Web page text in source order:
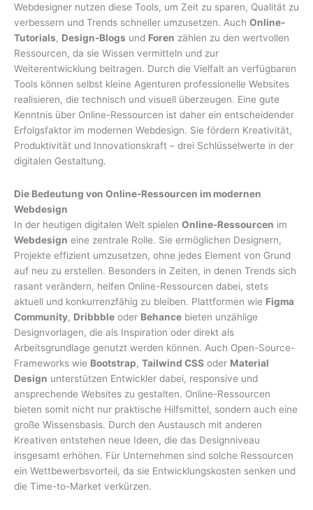
Webdesigner nutzen diese Tools, um Zeit zu sparen, Qualität zu
verbessern und Trends schneller umzusetzen. Auch Online-
Tutorials, Design-Blogs und Foren zählen zu den wertvollen
Ressourcen, da sie Wissen vermitteln und zur
Weiterentwicklung beitragen. Durch die Vielfalt an verfügbaren
Tools können selbst kleine Agenturen professionelle Websites
realisieren, die technisch und visuell überzeugen. Eine gute
Kenntnis über Online-Ressourcen ist daher ein entscheidender
Erfolgsfaktor im modernen Webdesign. Sie fördern Kreativität,
Produktivität und Innovationskraft – drei Schlüsselwerte in der
digitalen Gestaltung.
Die Bedeutung von Online-Ressourcen im modernen
Webdesign
In der heutigen digitalen Welt spielen Online-Ressourcen im
Webdesign eine zentrale Rolle. Sie ermöglichen Designern,
Projekte effizient umzusetzen, ohne jedes Element von Grund
auf neu zu erstellen. Besonders in Zeiten, in denen Trends sich
rasant verändern, helfen Online-Ressourcen dabei, stets
aktuell und konkurrenzfähig zu bleiben. Plattformen wie Figma
Community, Dribbble oder Behance bieten unzählige
Designvorlagen, die als Inspiration oder direkt als
Arbeitsgrundlage genutzt werden können. Auch Open-Source-
Frameworks wie Bootstrap, Tailwind CSS oder Material
Design unterstützen Entwickler dabei, responsive und
ansprechende Websites zu gestalten. Online-Ressourcen
bieten somit nicht nur praktische Hilfsmittel, sondern auch eine
große Wissensbasis. Durch den Austausch mit anderen
Kreativen entstehen neue Ideen, die das Designniveau
insgesamt erhöhen. Für Unternehmen sind solche Ressourcen
ein Wettbewerbsvorteil, da sie Entwicklungskosten senken und
die Time-to-Market verkürzen.